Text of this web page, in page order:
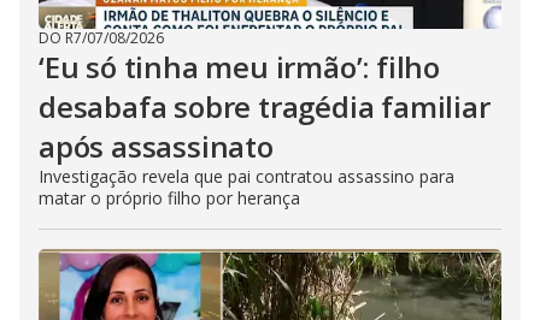
DO R7/07/08/2026
‘Eu só tinha meu irmão’: filho
desabafa sobre tragédia familiar
após assassinato
Investigação revela que pai contratou assassino para
matar o próprio filho por herança